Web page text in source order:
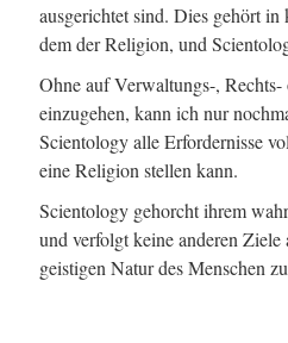
ausgerichtet sind. Dies gehört in
dem der Religion, und
Ohne auf Verwaltungs-, Rechts-
einzugehen, kann ich nur
Scientology alle Erfordernisse
eine Religion stellen kann.
Scientology gehorcht ihrem
und verfolgt keine anderen Ziele
geistigen Natur des Menschen